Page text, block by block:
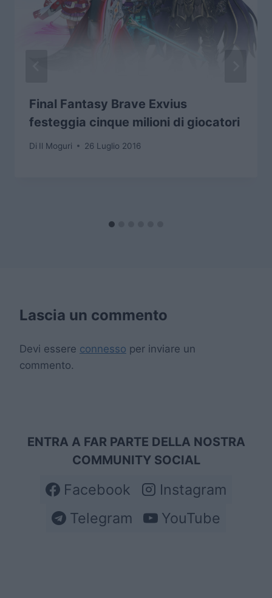
Final Fantasy Brave Exvius
festeggia cinque milioni di giocatori
Di Il Moguri 26 Luglio 2016
Lascia un commento
Devi essere connesso per inviare un
commento.
ENTRA A FAR PARTE DELLA NOSTRA
COMMUNITY SOCIAL
Facebook
Instagram
Telegram
YouTube